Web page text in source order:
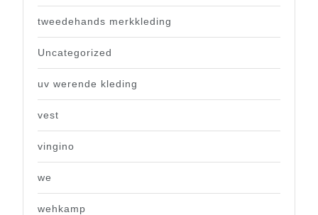
tweedehands merkkleding
Uncategorized
uv werende kleding
vest
vingino
we
wehkamp